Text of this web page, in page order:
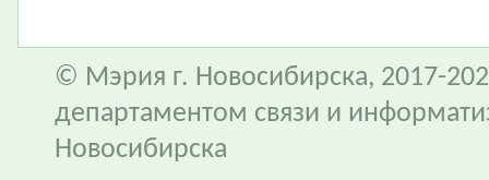
© Мэрия г. Новосибирска, 2017-
департаментом связи и
Новосибирска